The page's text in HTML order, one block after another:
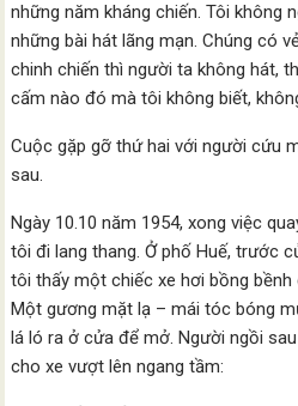
những năm kháng chiến. Tôi không
những bài hát lãng mạn. Chúng có
chinh chiến thì người ta không hát,
cấm nào đó mà tôi không biết,
Cuộc gặp gỡ thứ hai với người cứu
sau.
Ngày 10.10 năm 1954, xong việc
tôi đi lang thang. Ở phố Huế, trước
tôi thấy một chiếc xe hơi bồng
Một gương mặt lạ – mái tóc bóng
lá ló ra ở cửa để mở. Người ngồi
cho xe vượt lên ngang tầm: